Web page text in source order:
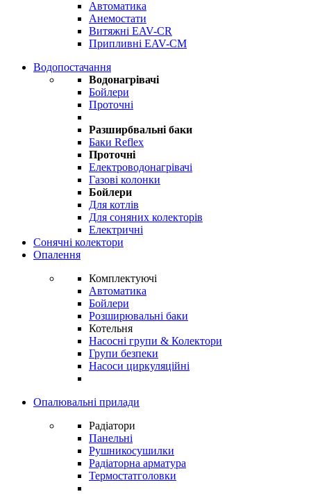
Автоматика
Анемостати
Витяжні EAV-CR
Припливні EAV-CM
Водопостачання
Водонагрівачі
Бойлери
Проточні
Разширбвальні баки
Баки Reflex
Проточні
Електроводонагрівачі
Газові колонки
Бойлери
Для котлів
Для соняних колекторів
Електричні
Сонячні колектори
Опалення
Комплектуючі
Автоматика
Бойлери
Розширювальні баки
Котельня
Насосні групи & Колектори
Групи безпеки
Насоси циркуляційні
Опалювальні прилади
Радіатори
Панельні
Рушникосушилки
Радіаторна арматура
Термостатголовки